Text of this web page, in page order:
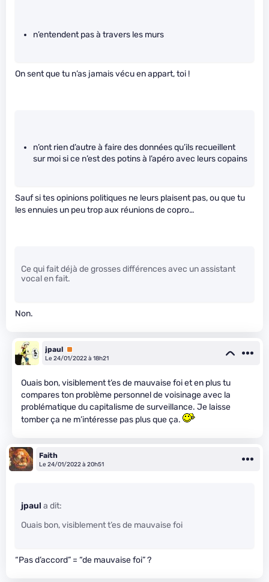
n’entendent pas à travers les murs
On sent que tu n’as jamais vécu en appart, toi !
n’ont rien d’autre à faire des données qu’ils recueillent
sur moi si ce n’est des potins à l’apéro avec leurs copains
Sauf si tes opinions politiques ne leurs plaisent pas, ou que tu
les ennuies un peu trop aux réunions de copro…
Ce qui fait déjà de grosses différences avec un assistant
vocal en fait.
Non.
jpaul Premium
Le 24/01/2022 à 18h21
Ouais bon, visiblement t’es de mauvaise foi et en plus tu
compares ton problème personnel de voisinage avec la
problématique du capitalisme de surveillance. Je laisse
tomber ça ne m’intéresse pas plus que ça.
Faith
Le 24/01/2022 à 20h51
jpaul a dit:
Ouais bon, visiblement t’es de mauvaise foi
“Pas d’accord” = “de mauvaise foi” ?